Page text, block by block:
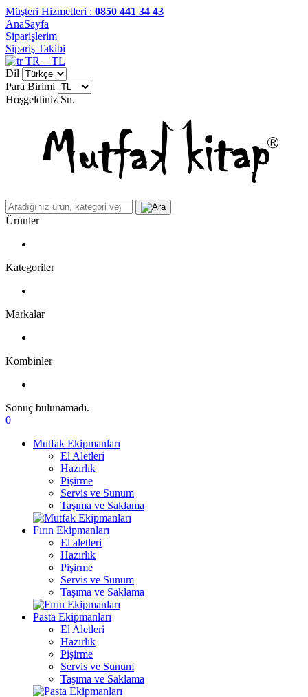
Müşteri Hizmetleri : 0850 441 34 43
AnaSayfa
Siparişlerim
Sipariş Takibi
TR − TL
Dil
Para Birimi
Hoşgeldiniz Sn.
Ürünler
Kategoriler
Markalar
Kombinler
Sonuç bulunamadı.
0
Mutfak Ekipmanları
El Aletleri
Hazırlık
Pişirme
Servis ve Sunum
Taşıma ve Saklama
Fırın Ekipmanları
El aletleri
Hazırlık
Pişirme
Servis ve Sunum
Taşıma ve Saklama
Pasta Ekipmanları
El Aletleri
Hazırlık
Pişirme
Servis ve Sunum
Taşıma ve Saklama